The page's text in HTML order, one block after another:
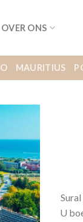
OVER ONS
MAURITIUS
U